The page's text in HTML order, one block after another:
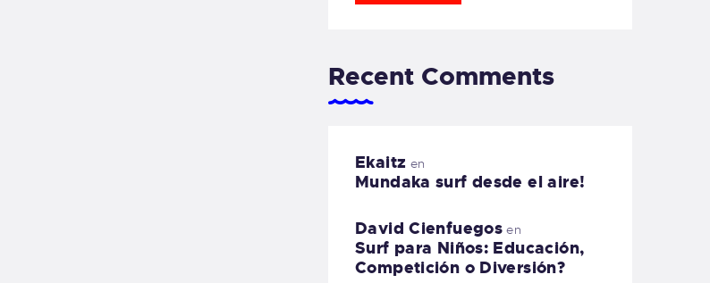
Recent Comments
Ekaitz en
Mundaka surf desde el aire!
David Cienfuegos en
Surf para Niños: Educación,
Competición o Diversión?